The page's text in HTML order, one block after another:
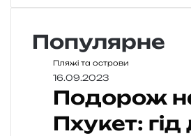
Популярне
Пляжі та острови
16.09.2023
Подорож
Пхукет: гід